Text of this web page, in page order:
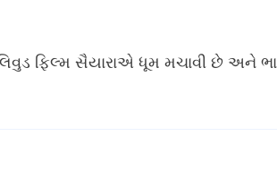
ફિલ્મ સૈયારાએ ધૂમ મચાવી છે